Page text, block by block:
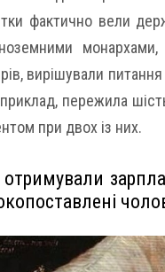
фактично вели
вирішували
пережила
при двох із них.